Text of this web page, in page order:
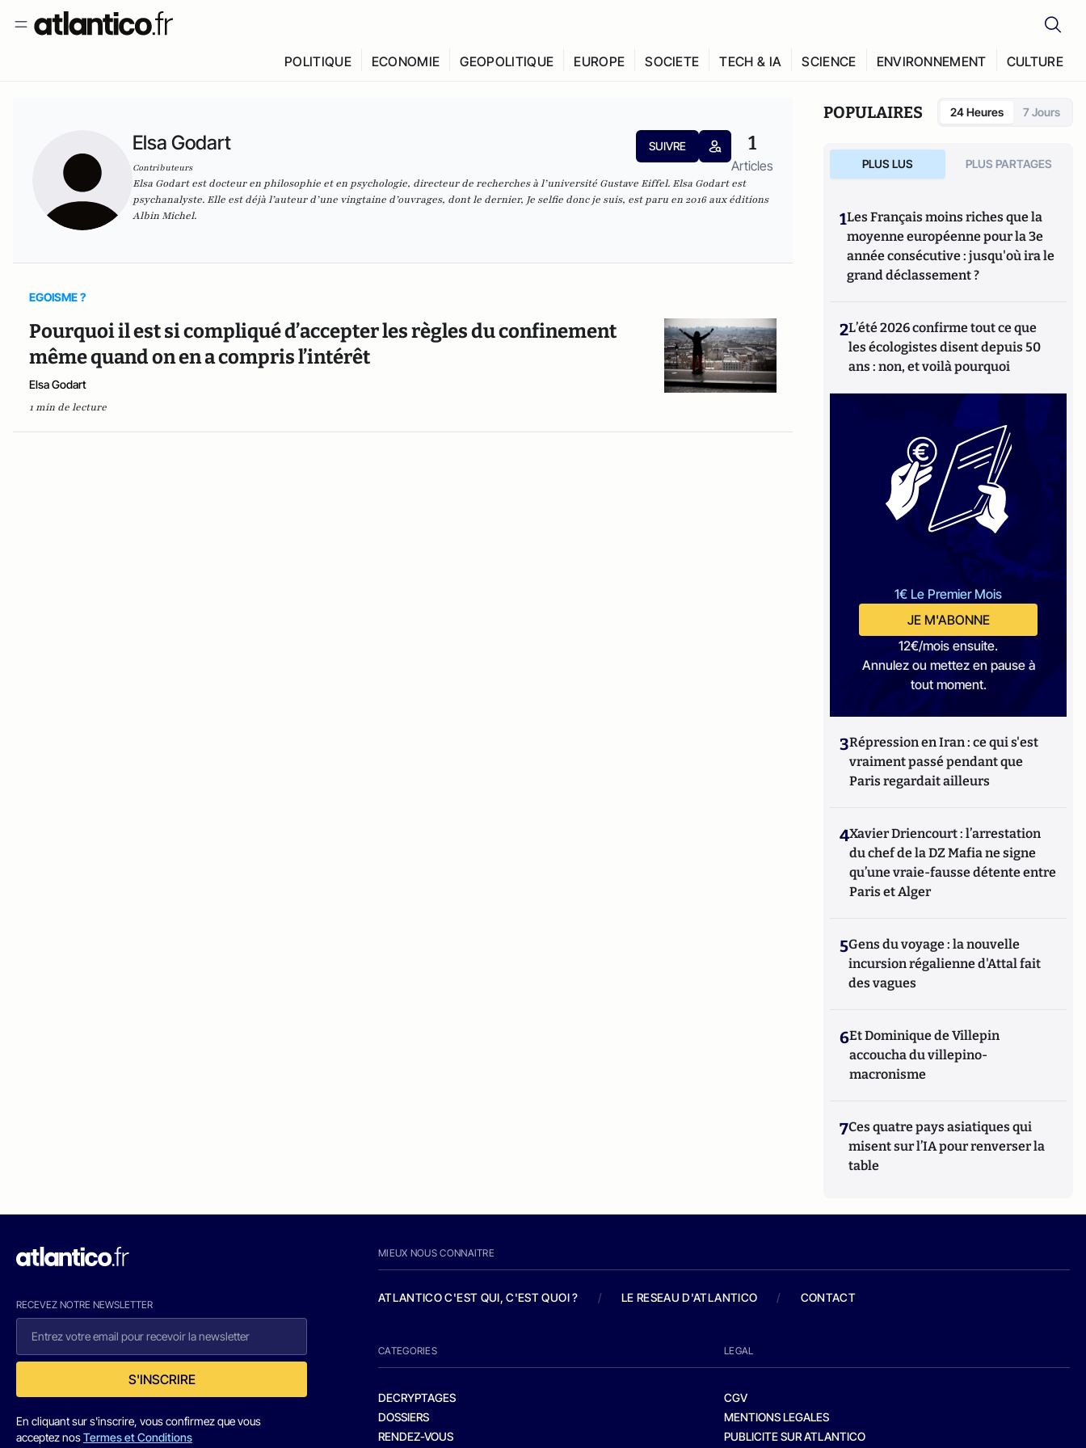
POLITIQUE ECONOMIE GEOPOLITIQUE EUROPE SOCIETE TECH & IA SCIENCE ENVIRONNEMENT CULTURE
Elsa Godart
Contributeurs
SUIVRE 1
Articles
Elsa Godart est docteur en philosophie et en psychologie, directeur de recherches à l’université Gustave Eiffel. Elsa Godart est
psychanalyste. Elle est déjà l’auteur d’une vingtaine d’ouvrages, dont le dernier, Je selfie donc je suis, est paru en 2016 aux éditions
Albin Michel.
EGOISME ?
Pourquoi il est si compliqué d’accepter les règles du confinement
même quand on en a compris l’intérêt
Elsa Godart
1 min de lecture
POPULAIRES 24 Heures 7 Jours
PLUS LUS PLUS PARTAGES
1Les Français moins riches que la
moyenne européenne pour la 3e
année consécutive : jusqu'où ira le
grand déclassement ?
2L’été 2026 confirme tout ce que
les écologistes disent depuis 50
ans : non, et voilà pourquoi
1€ Le Premier Mois
JE M'ABONNE
12€/mois ensuite.
Annulez ou mettez en pause à
tout moment.
3Répression en Iran : ce qui s'est
vraiment passé pendant que
Paris regardait ailleurs
4Xavier Driencourt : l’arrestation
du chef de la DZ Mafia ne signe
qu’une vraie-fausse détente entre
Paris et Alger
5Gens du voyage : la nouvelle
incursion régalienne d'Attal fait
des vagues
6Et Dominique de Villepin
accoucha du villepino-
macronisme
7Ces quatre pays asiatiques qui
misent sur l’IA pour renverser la
table
RECEVEZ NOTRE NEWSLETTER
S'INSCRIRE
En cliquant sur s'inscrire, vous confirmez que vous
acceptez nosTermes et Conditions
MIEUX NOUS CONNAITRE
ATLANTICO C'EST QUI, C'EST QUOI ? / LE RESEAU D'ATLANTICO / CONTACT
CATEGORIES
DECRYPTAGES
DOSSIERS
RENDEZ-VOUS
LEGAL
CGV
MENTIONS LEGALES
PUBLICITE SUR ATLANTICO